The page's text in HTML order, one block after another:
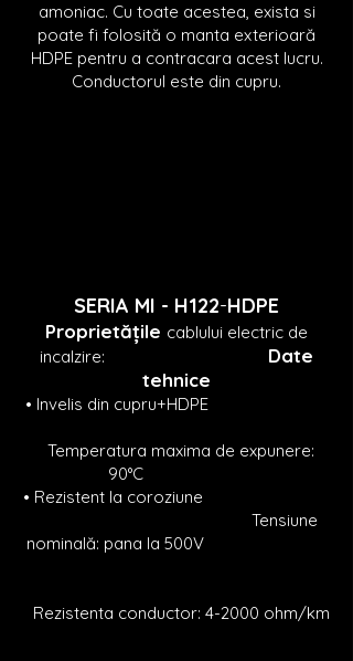
amoniac. Cu toate acestea, exista si
poate fi folosită o manta exterioară
HDPE pentru a contracara acest lucru.
Conductorul este din cupru.
SERIA MI - H122-HDPE
Proprietățile cablului electric de
incalzire:
Date
tehnice
• Invelis din cupru+HDPE
Temperatura maxima de expunere:
90°C
• Rezistent la coroziune
Tensiune
nominală: pana la 500V
Rezistenta conductor: 4-2000 ohm/km